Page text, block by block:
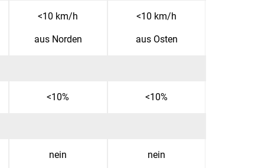
<10 km/h
aus Norden
<10 km/h
aus Osten
<10% <10%
nein nein